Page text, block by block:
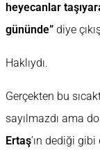
heyecanlar
gününde” diye
Haklıydı.
Gerçekten bu
sayılmazdı ama
Ertaş’ın dediği